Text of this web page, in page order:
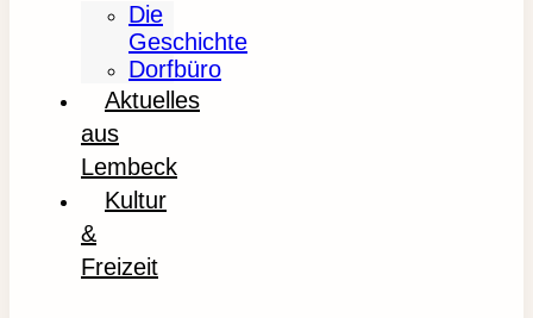
Die
Geschichte
Dorfbüro
Aktuelles
aus
Lembeck
Kultur
&
Freizeit